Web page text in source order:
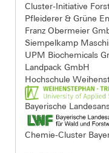
Cluster-Initiative
Pfleiderer & Grüne
Franz Obermeier
Siempelkamp
UPM Biochemicals
Landpack GmbH
Hochschule
Bayerische
Chemie-Cluster